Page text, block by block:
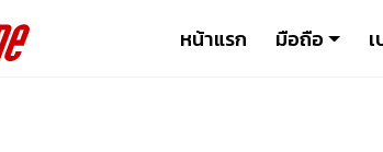
หน้าแรก มือถือ